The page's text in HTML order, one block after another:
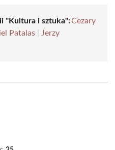
"Kultura i sztuka":Cezary
Patalas
Jerzy